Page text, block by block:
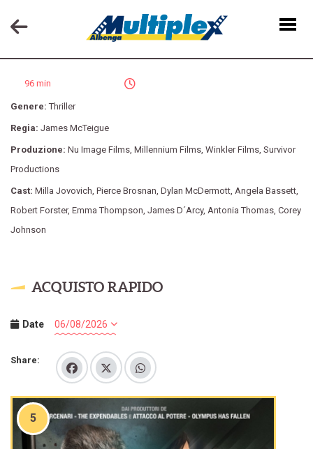
96 min
Genere:Thriller
Regia: James McTeigue
Produzione: Nu Image Films, Millennium Films, Winkler Films, Survivor
Productions
Cast: Milla Jovovich, Pierce Brosnan, Dylan McDermott, Angela Bassett,
Robert Forster, Emma Thompson, James D´Arcy, Antonia Thomas, Corey
Johnson
ACQUISTO RAPIDO
Date
Share:
5